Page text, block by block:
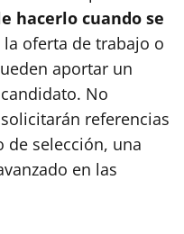
hacerlo cuando se
la oferta de trabajo o
aportar un
No
referencias
de selección, una
en las